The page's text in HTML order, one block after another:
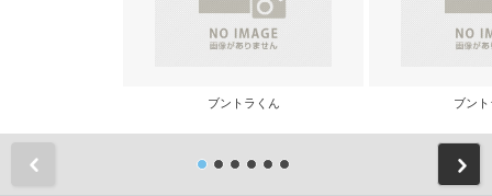
ブントラくん ブン